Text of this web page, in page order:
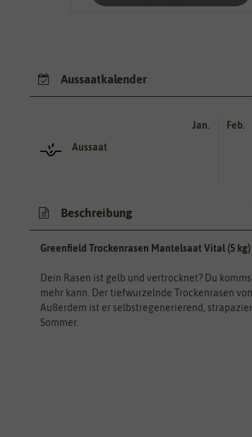
Aussaatkalender
Aussaat
Jan. Feb.
Beschreibung
Greenfield Trockenrasen Mantelsaat Vital (5 kg)
Dein Rasen ist gelb und vertrocknet? Du
mehr kann. Der tiefwurzelnde Trockenrasen
Außerdem ist er selbstregenerierend,
Sommer.